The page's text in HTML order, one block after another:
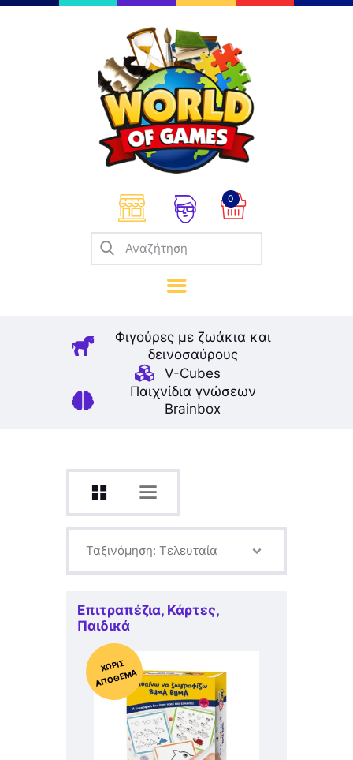
0
Φιγούρες με ζωάκια και
δεινοσαύρους
V-Cubes
Παιχνίδια γνώσεων
Brainbox
Επιτραπέζια
Παζλ
Παιχνίδια Καρτών
Σπαζοκεφαλιές
Κατασκευές
Καλλιτεχνικά
Μοντελισμός
Βιβλία
Παιχνίδια Ρόλων
Επιτραπέζια, Κάρτες,
Παιδικά
Χ
ΩΡΊΣ
Α
Π
Ό
ΘΕ
ΜΑ